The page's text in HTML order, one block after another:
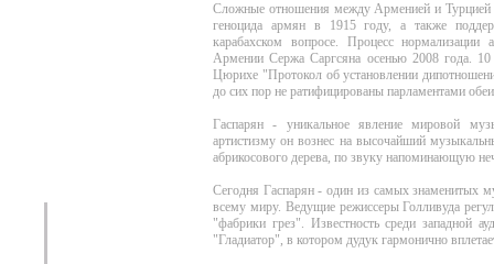
Сложные отношения между Арменией и Турцией
геноцида армян в 1915 году, а также
карабахском вопросе. Процесс нормализации
Армении Сержа Саргсяна осенью 2008 года.
Цюрихе "Протокол об установлении
до сих пор не ратифицированы парламентами
Гаспарян - уникальное явление мировой
артистизму он вознес на высочайший
абрикосового дерева, по звуку напоминающую
Сегодня Гаспарян - один из самых знаменитых
всему миру. Ведущие режиссеры Голливуда
"фабрики грез". Известность среди западной
"Гладиатор", в котором дудук гармонично